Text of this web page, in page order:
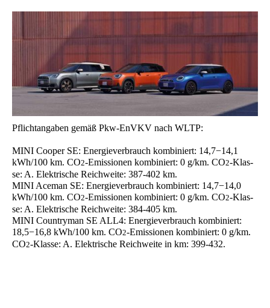
Pflicht­an­ga­ben gemäß Pkw-EnVKV nach WLTP:
MINI Coo­per SE: Ener­gie­ver­brauch kom­bi­niert: 14,7−14,1
kWh/100 km. CO2-Emis­sio­nen kom­bi­niert: 0 g/km. CO2-Klas­
se: A. Elek­tri­sche Reich­wei­te: 387-402 km.
MINI Ace­man SE: Ener­gie­ver­brauch kom­bi­niert: 14,7−14,0
kWh/100 km. CO2-Emis­sio­nen kom­bi­niert: 0 g/km. CO2-Klas­
se: A. Elek­tri­sche Reich­wei­te: 384-405 km.
MINI Coun­try­man SE ALL4: Ener­gie­ver­brauch kom­bi­niert:
18,5−16,8 kWh/100 km. CO2-Emis­sio­nen kom­bi­niert: 0 g/km.
CO2-Klas­se: A. Elek­tri­sche Reich­wei­te in km: 399-432.